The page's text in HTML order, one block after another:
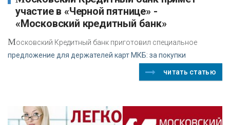
участие в «Черной пятнице» -
«Московский кредитный банк»
Московский Кредитный банк приготовил специальное
предложение для держателей карт МКБ: за покупки
читать статью